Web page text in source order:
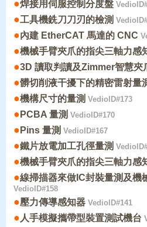
●焊接用伺服控制分度盤
●工具機銑刀刀刃的檢測
●內建 EtherCAT 馬達的 CNC
●機械手臂夾爪的指尖三軸力感
●3D 讀取判讀及Zimmer智慧夾
●髒切削液干擾下的精密雷射量
●機構尺寸的量測 VedioID#173
● PCBA 量測 VedioID#170
● Pins 量測 VedioID#167
●鐵片放電加工孔徑量測
●機械手臂夾爪的指尖三軸力感
●線掃描器來做IC封裝量測及機
VedioID#158
●壓力傳導感知器 VedioID#141
● 人手模擬攜帶型裝置測試機台